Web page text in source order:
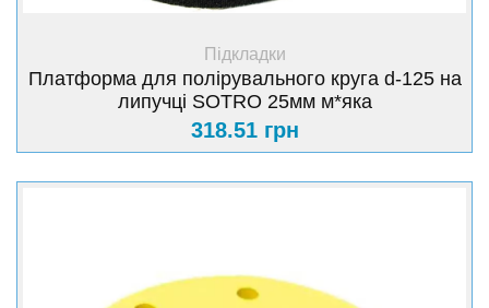
Підкладки
Платформа для полірувального круга d-125 на
липучці SOTRO 25мм м*яка
318.51 грн